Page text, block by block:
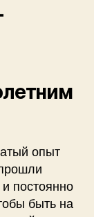
опыт
постоянно
быть на